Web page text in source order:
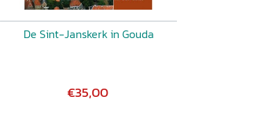
De Sint-Janskerk in Gouda
€35,00